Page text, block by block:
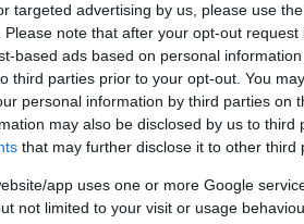
targeted advertising by us, please use
note that after your opt-out
based ads based on personal
third parties prior to your opt-out. You
personal information by third parties on
may also be disclosed by us to third
that may further disclose it to other third
app uses one or more Google
not limited to your visit or usage
inlägg
vill göra svensk skola jämlik igen
får valberedningens förtroende
riksdagen 2022 – vill bli rösten för länets